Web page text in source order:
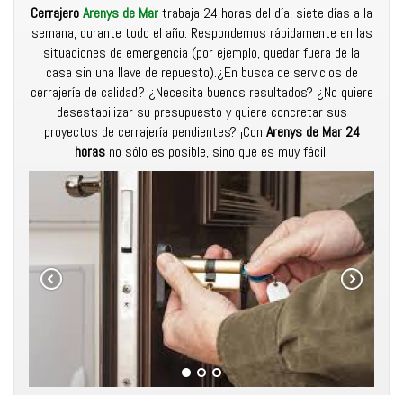
CerrajeroArenys de Martrabaja 24 horas del día, siete días a la
semana, durante todo el año. Respondemos rápidamente en las
situaciones de emergencia (por ejemplo, quedar fuera de la
casa sin una llave de repuesto).¿En busca de servicios de
cerrajería de calidad? ¿Necesita buenos resultados? ¿No quiere
desestabilizar su presupuesto y quiere concretar sus
proyectos de cerrajería pendientes? ¡Con Arenys de Mar 24
horas no sólo es posible, sino que es muy fácil!